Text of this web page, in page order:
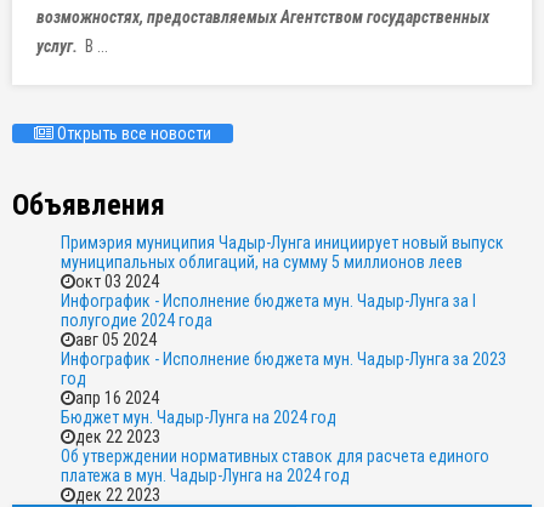
возможностях, предоставляемых Агентством государственных
услуг. В ...
Открыть все новости
Объявления
Примэрия муниципия Чадыр-Лунга инициирует новый выпуск
муниципальных облигаций, на сумму 5 миллионов леев
окт 03 2024
Инфографик - Исполнение бюджета мун. Чадыр-Лунга за I
полугодие 2024 года
авг 05 2024
Инфографик - Исполнение бюджета мун. Чадыр-Лунга за 2023
год
апр 16 2024
Бюджет мун. Чадыр-Лунга на 2024 год
дек 22 2023
Об утверждении нормативных ставок для расчета единого
платежа в мун. Чадыр-Лунга на 2024 год
дек 22 2023